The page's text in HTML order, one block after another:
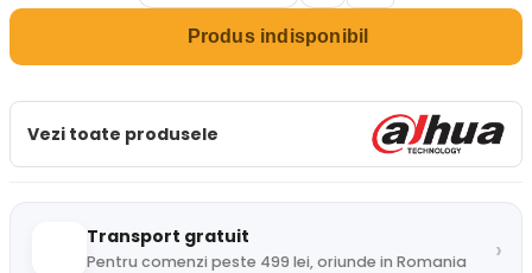
Produs indisponibil
Vezi toate produsele
Transport gratuit
Pentru comenzi peste 499 lei, oriunde in Romania ›